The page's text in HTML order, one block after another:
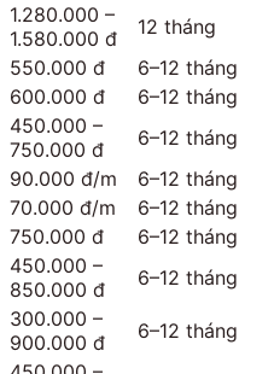
1.280.000 –
1.580.000 đ
12 tháng
550.000 đ
6–12 tháng
600.000 đ
6–12 tháng
450.000 –
750.000 đ
6–12 tháng
90.000 đ/m
6–12 tháng
70.000 đ/m
6–12 tháng
750.000 đ
6–12 tháng
450.000 –
850.000 đ
6–12 tháng
300.000 –
900.000 đ
6–12 tháng